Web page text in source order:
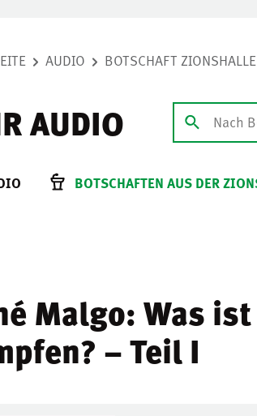
AUDIO BOTSCHAFT ZIONSHALLE
AUDIO
BOTSCHAFTEN AUS DER
Malgo: Was
– Teil I